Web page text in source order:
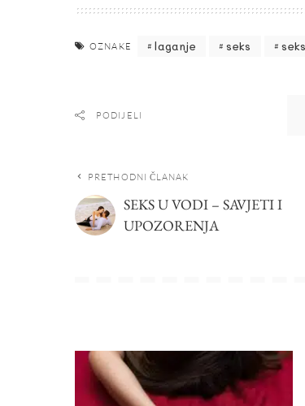
OZNAKE laganje seks
PODIJELI
PRETHODNI ČLANAK
SEKS U VODI – SAVJETI I
UPOZORENJA